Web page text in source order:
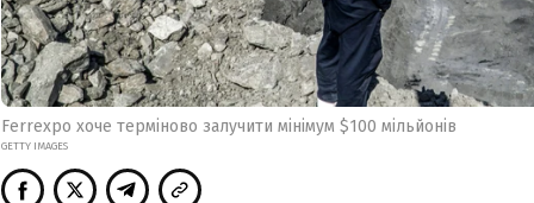
Ferrexpo хоче терміново залучити мінімум $100 мільйонів
GETTY IMAGES